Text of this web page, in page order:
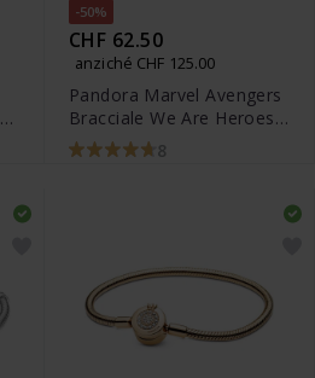
-50%
CHF 62.50
anziché CHF 125.00
Pandora Marvel Avengers
Bracciale We Are Heroes -
590784C008